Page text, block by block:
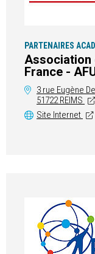
PARTENAIRES
Association
France -
3 rue Eugène
51722 REIMS
Site Internet